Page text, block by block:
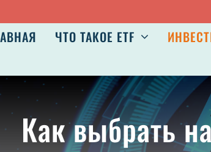
ЧТО ТАКОЕ ETF
Как выбрать